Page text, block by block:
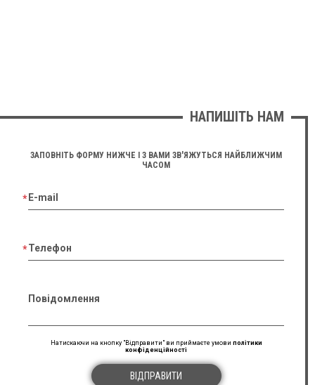
НАПИШІТЬ НАМ
ЗАПОВНІТЬ ФОРМУ НИЖЧЕ І З ВАМИ ЗВ'ЯЖУТЬСЯ НАЙБЛИЖЧИМ
ЧАСОМ
E-mail
Телефон
Повідомлення
Натискаючи на кнопку "Відправити" ви приймаєте умови політики
конфіденційності
ВІДПРАВИТИ